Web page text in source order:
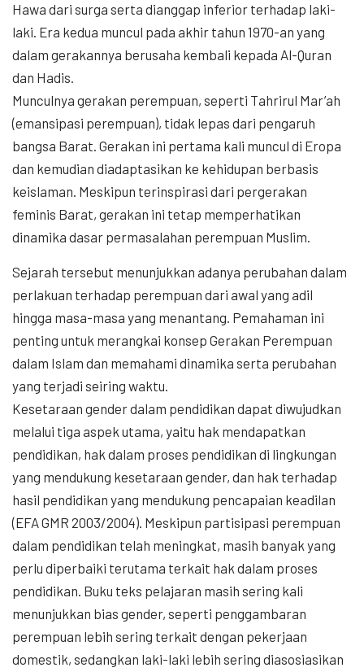
Hawa dari surga serta dianggap inferior terhadap laki-
laki. Era kedua muncul pada akhir tahun 1970-an yang
dalam gerakannya berusaha kembali kepada Al-Quran
dan Hadis.
Munculnya gerakan perempuan, seperti Tahrirul Mar’ah
(emansipasi perempuan), tidak lepas dari pengaruh
bangsa Barat. Gerakan ini pertama kali muncul di Eropa
dan kemudian diadaptasikan ke kehidupan berbasis
keislaman. Meskipun terinspirasi dari pergerakan
feminis Barat, gerakan ini tetap memperhatikan
dinamika dasar permasalahan perempuan Muslim.
Sejarah tersebut menunjukkan adanya perubahan dalam
perlakuan terhadap perempuan dari awal yang adil
hingga masa-masa yang menantang. Pemahaman ini
penting untuk merangkai konsep Gerakan Perempuan
dalam Islam dan memahami dinamika serta perubahan
yang terjadi seiring waktu.
Kesetaraan gender dalam pendidikan dapat diwujudkan
melalui tiga aspek utama, yaitu hak mendapatkan
pendidikan, hak dalam proses pendidikan di lingkungan
yang mendukung kesetaraan gender, dan hak terhadap
hasil pendidikan yang mendukung pencapaian keadilan
(EFA GMR 2003/2004). Meskipun partisipasi perempuan
dalam pendidikan telah meningkat, masih banyak yang
perlu diperbaiki terutama terkait hak dalam proses
pendidikan. Buku teks pelajaran masih sering kali
menunjukkan bias gender, seperti penggambaran
perempuan lebih sering terkait dengan pekerjaan
domestik, sedangkan laki-laki lebih sering diasosiasikan